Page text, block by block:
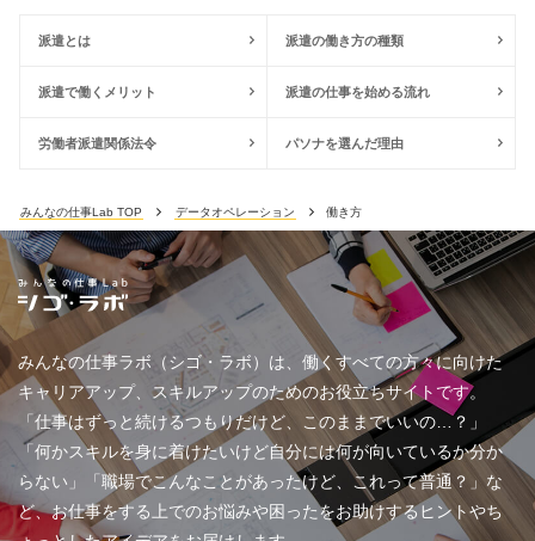
派遣とは 派遣の働き方の種類
派遣で働くメリット 派遣の仕事を始める流れ
労働者派遣関係法令 パソナを選んだ理由
みんなの仕事Lab TOP データオペレーション 働き方
みんなの仕事ラボ（シゴ・ラボ）は、働くすべての方々に向けた
キャリアアップ、スキルアップのためのお役立ちサイトです。
「仕事はずっと続けるつもりだけど、このままでいいの…？」
「何かスキルを身に着けたいけど自分には何が向いているか分か
らない」「職場でこんなことがあったけど、これって普通？」な
ど、お仕事をする上でのお悩みや困ったをお助けするヒントやち